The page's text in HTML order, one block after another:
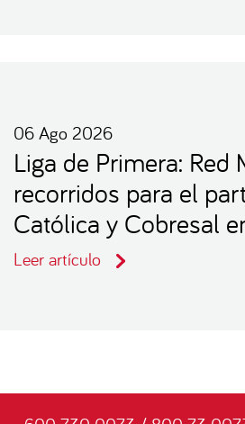
06 Ago 2026
Liga de Primera: Red
recorridos para el
Católica y Cobresal
Leer artículo